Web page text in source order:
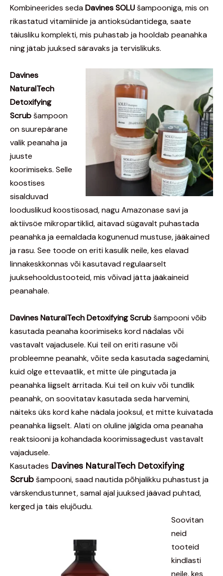
Kombineerides sedaDavines SOLUšampooniga, mis on
rikastatud vitamiinide ja antioksüdantidega, saate
täiusliku komplekti, mis puhastab ja hooldab peanahka
ning jätab juuksed säravaks ja tervislikuks.
Davines
NaturalTech
Detoxifying
Scrubšampoon
on suurepärane
valik peanaha ja
juuste
koorimiseks. Selle
koostises
sisalduvad
looduslikud koostisosad, nagu Amazonase savi ja
aktiivsöe mikropartiklid, aitavad sügavalt puhastada
peanahka ja eemaldada kogunenud mustuse, jääkained
ja rasu. See toode on eriti kasulik neile, kes elavad
linnakeskkonnas või kasutavad regulaarselt
juuksehooldustooteid, mis võivad jätta jääkaineid
peanahale.
Davines NaturalTech Detoxifying Scrubšampooni võib
kasutada peanaha koorimiseks kord nädalas või
vastavalt vajadusele. Kui teil on eriti rasune või
probleemne peanahk, võite seda kasutada sagedamini,
kuid olge ettevaatlik, et mitte üle pingutada ja
peanahka liigselt ärritada. Kui teil on kuiv või tundlik
peanahk, on soovitatav kasutada seda harvemini,
näiteks üks kord kahe nädala jooksul, et mitte kuivatada
peanahka liigselt. Alati on oluline jälgida oma peanaha
reaktsiooni ja kohandada koorimissagedust vastavalt
vajadusele.
Kasutades Davines NaturalTech Detoxifying
Scrubšampooni, saad nautida põhjalikku puhastust ja
värskendustunnet, samal ajal juuksed jäävad puhtad,
kerged ja täis elujõudu.
Soovitan
neid
tooteid
kindlasti
neile, kes